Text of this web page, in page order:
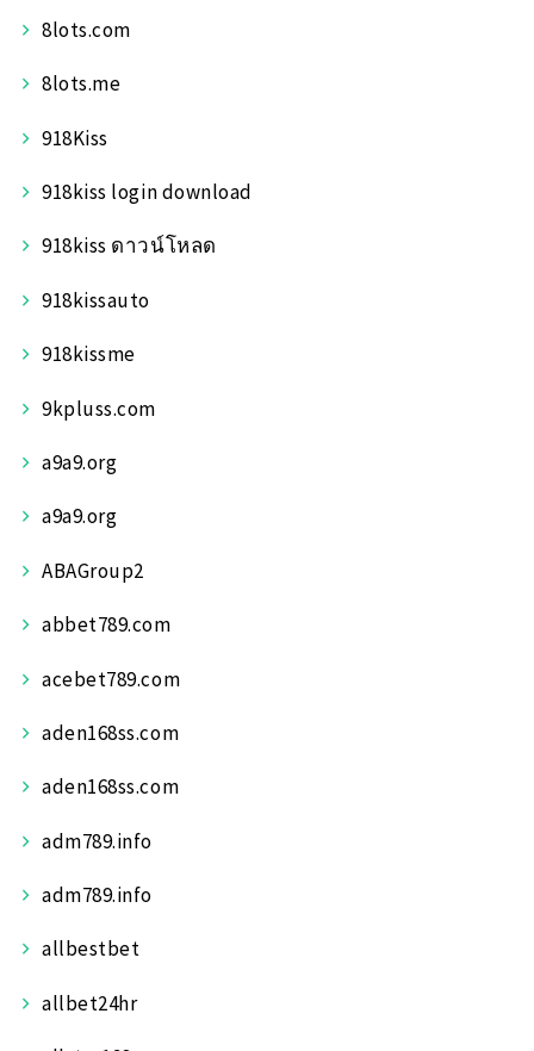
8lots.com
8lots.me
918Kiss
918kiss login download
918kiss ดาวน์โหลด
918kissauto
918kissme
9kpluss.com
a9a9.org
a9a9.org
ABAGroup2
abbet789.com
acebet789.com
aden168ss.com
aden168ss.com
adm789.info
adm789.info
allbestbet
allbet24hr